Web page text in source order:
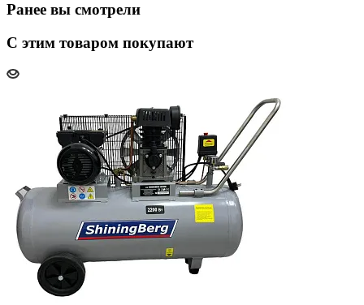
Ранее вы смотрели
С этим товаром покупают